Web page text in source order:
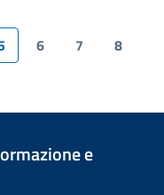
6 7
8
e